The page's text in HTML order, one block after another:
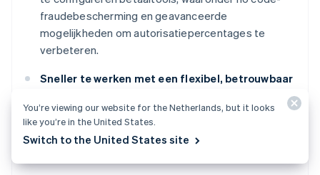
fraudebescherming en geavanceerde
mogelijkheden om autorisatiepercentages te
verbeteren.
Sneller te werken met een flexibel, betrouwbaar
dat is ontworpen om met je mee te groeien, met
een uptime van 99,999% en toonaangevende
betrouwbaarheid.
You’re viewing our website for the Netherlands, but it looks
like you’re in the United States.
Switch to the United States site